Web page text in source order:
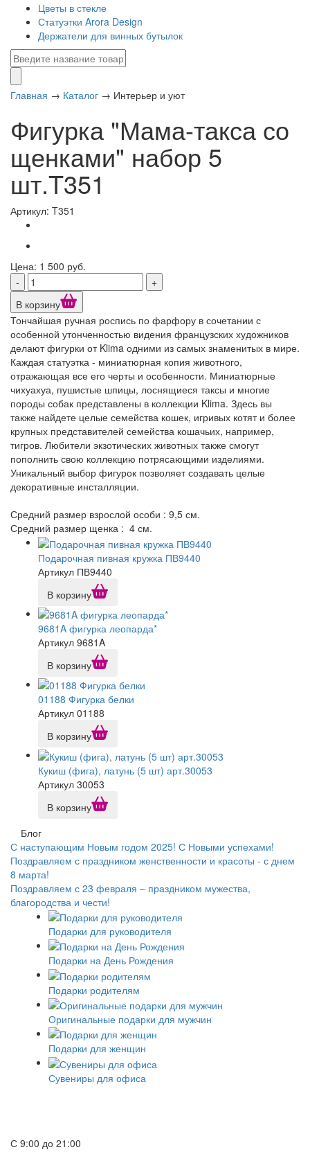
Цветы в стекле
Статуэтки Arora Design
Держатели для винных бутылок
Главная → Каталог → Интерьер и уют
Фигурка "Мама-такса со
щенками" набор 5
шт.T351
Артикул: T351
Цена: 1 500 руб.
-
+
В корзину
Тончайшая ручная роспись по фарфору в сочетании с
особенной утонченностью видения французских художников
делают фигурки от Klima одними из самых знаменитых в мире.
Каждая статуэтка - миниатюрная копия животного,
отражающая все его черты и особенности. Миниатюрные
чихуахуа, пушистые шпицы, лоснящиеся таксы и многие
породы собак представлены в коллекции Klima. Здесь вы
также найдете целые семейства кошек, игривых котят и более
крупных представителей семейства кошачьих, например,
тигров. Любители экзотических животных также смогут
пополнить свою коллекцию потрясающими изделиями.
Уникальный выбор фигурок позволяет создавать целые
декоративные инсталляции.
Средний размер взрослой особи : 9,5 см.
Средний размер щенка : 4 см.
Подарочная пивная кружка ПВ9440
Артикул ПВ9440
В корзину
9681A фигурка леопарда*
Артикул 9681A
В корзину
01188 Фигурка белки
Артикул 01188
В корзину
Кукиш (фига), латунь (5 шт) арт.30053
Артикул 30053
В корзину
Блог
С наступающим Новым годом 2025! С Новыми успехами!
Поздравляем с праздником женственности и красоты - с днем
8 марта!
Поздравляем с 23 февраля – праздником мужества,
благородства и чести!
Подарки для руководителя
Подарки на День Рождения
Подарки родителям
Оригинальные подарки для мужчин
Подарки для женщин
Сувениры для офиса
С 9:00 до 21:00